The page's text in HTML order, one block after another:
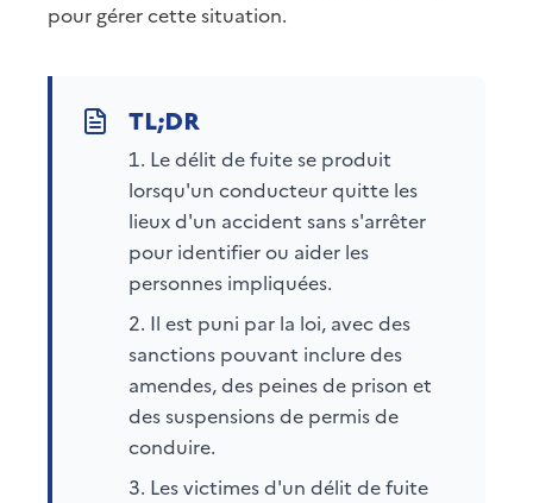
pour gérer cette situation.
Le délit de fuite se produit
lorsqu'un conducteur quitte les
lieux d'un accident sans s'arrêter
pour identifier ou aider les
personnes impliquées.
Il est puni par la loi, avec des
sanctions pouvant inclure des
amendes, des peines de prison et
des suspensions de permis de
conduire.
Les victimes d'un délit de fuite